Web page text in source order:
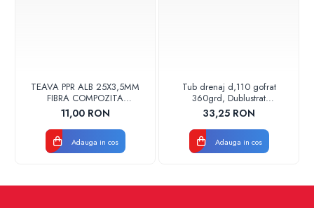
TEAVA PPR ALB 25X3,5MM
FIBRA COMPOZITA
10033025004
VALDUOTHERM VALROM
11,00 RON
Adauga in cos
Tub drenaj d,110 gofrat
360grd, Dublustrat
verde/negru 110152 Drainkit
33,25 RON
Adauga in cos